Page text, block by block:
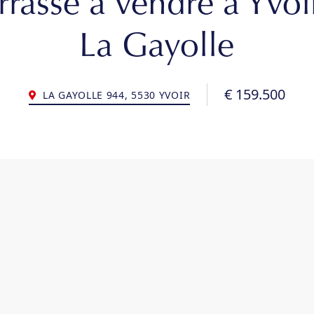
La Gayolle
LA GAYOLLE 944, 5530 YVOIR € 159.500